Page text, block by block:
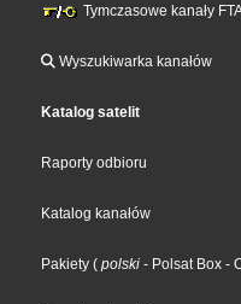
Tymczasowe kanały
Wyszukiwarka kanałów
Katalog satelit
Raporty odbioru
Katalog kanałów
Pakiety ( polski - Polsat Box -